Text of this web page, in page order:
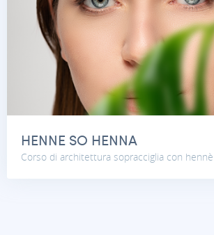
HENNE SO HENNA
Corso di architettura sopracciglia con hennè